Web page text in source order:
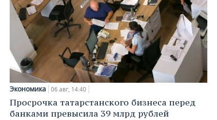
Экономика 06 авг, 14:40
Просрочка татарстанского бизнеса перед
банками превысила 39 млрд рублей